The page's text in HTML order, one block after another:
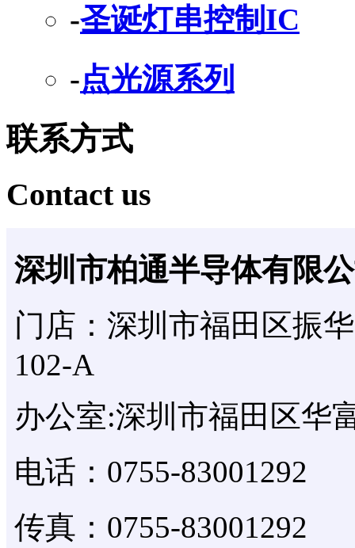
-圣诞灯串控制IC
-点光源系列
联系方式
Contact us
深圳市柏通半导体有限
门店：深圳市福田区振
102-A
办公室:深圳市福田区华
电话：0755-83001292
传真：0755-83001292